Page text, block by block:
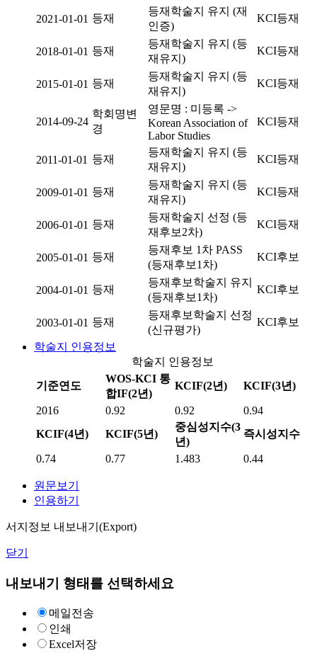
2021-01-01 등재
등재학술지 유지 (재
인증)
KCI등재
2018-01-01 등재
등재학술지 유지 (등
재유지)
KCI등재
2015-01-01 등재
등재학술지 유지 (등
재유지)
KCI등재
2014-09-24
학회명변
경
영문명 : 미등록 ->
Korean Association of
Labor Studies
KCI등재
2011-01-01 등재
등재학술지 유지 (등
재유지)
KCI등재
2009-01-01 등재
등재학술지 유지 (등
재유지)
KCI등재
2006-01-01 등재
등재학술지 선정 (등
재후보2차)
KCI등재
2005-01-01 등재
등재후보 1차 PASS
(등재후보1차)
KCI후보
2004-01-01 등재
등재후보학술지 유지
(등재후보1차)
KCI후보
2003-01-01 등재
등재후보학술지 선정
(신규평가)
KCI후보
학술지 인용정보
학술지 인용정보
기준연도
WOS-KCI 통
합IF(2년)
KCIF(2년) KCIF(3년)
2016 0.92 0.92
0.94
KCIF(4년)
KCIF(5년)
중심성지수(3
년)
즉시성지수
0.74 0.77 1.483 0.44
원문보기
인용하기
서지정보 내보내기(Export)
닫기
내보내기 형태를 선택하세요
메일전송
인쇄
Excel저장